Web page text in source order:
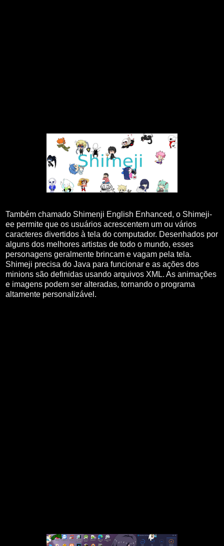
Também chamado Shimenji English Enhanced, o Shimeji-
ee permite que os usuários acrescentem um ou vários
caracteres divertidos à tela do computador. Desenhados por
alguns dos melhores artistas de todo o mundo, esses
personagens geralmente brincam e vagam pela tela.
Shimeji precisa do Java para funcionar e as ações dos
minions são definidas usando arquivos XML. As animações
e imagens podem ser alteradas, tornando o programa
altamente personalizável.